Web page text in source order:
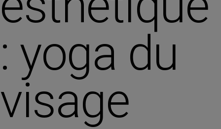
: yoga du
visage